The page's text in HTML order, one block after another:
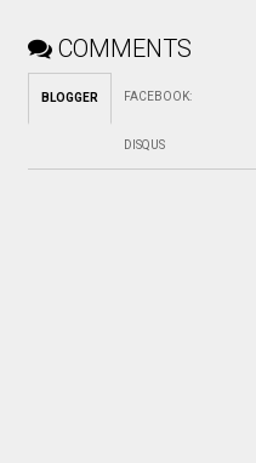
COMMENTS
BLOGGER FACEBOOK:
DISQUS